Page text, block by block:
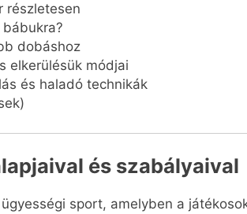
részletesen
dobáshoz
elkerülésük módjai
és haladó technikák
és szabályaival
sport, amelyben a